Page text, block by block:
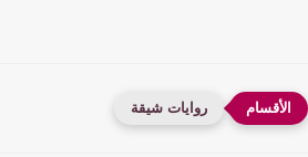
روايات شيقة